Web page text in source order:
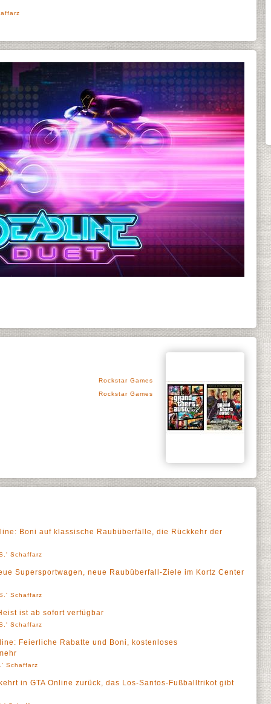
Rockstar Games
Rockstar Games
Boni auf klassische Raubüberfälle, die Rückkehr der
Schaffarz
Supersportwagen, neue Raubüberfall-Ziele im Kortz Center
Schaffarz
ist ab sofort verfügbar
Schaffarz
Feierliche Rabatte und Boni, kostenloses
Schaffarz
in GTA Online zurück, das Los-Santos-Fußballtrikot gibt